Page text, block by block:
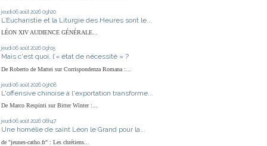
jeudi 06 août 2026 09h20
L’Eucharistie et la Liturgie des Heures sont le...
LÉON XIV AUDIENCE GÉNÉRALE...
jeudi 06 août 2026 09h15
Mais c'est quoi, l’« état de nécessité » ?
De Roberto de Mattei sur Corrispondenza Romana :...
jeudi 06 août 2026 09h08
L'offensive chinoise à l'exportation transforme...
De Marco Respinti sur Bitter Winter :...
jeudi 06 août 2026 08h47
Une homélie de saint Léon le Grand pour la...
de "jeunes-catho.fr" : Les chrétiens...